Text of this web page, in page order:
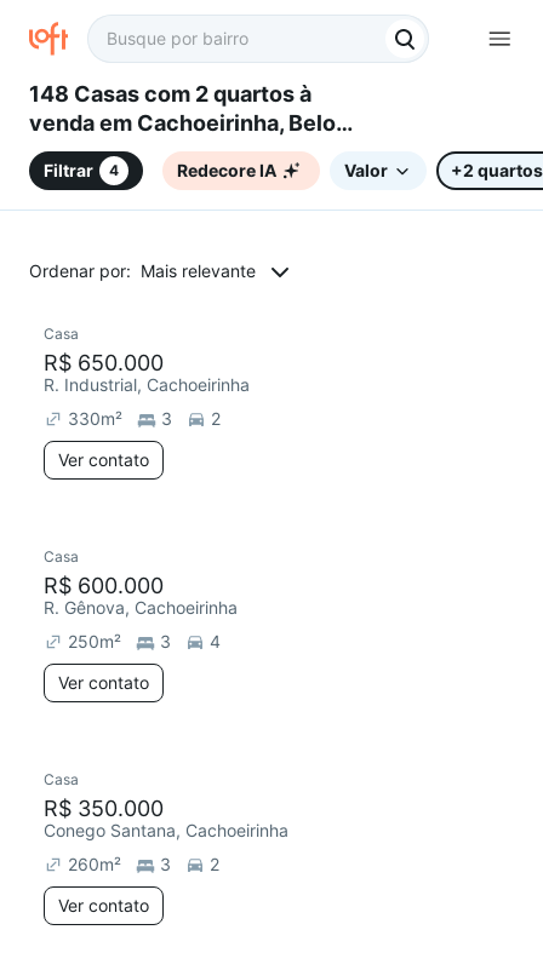
148 Casas com 2 quartos à
venda em Cachoeirinha, Belo
Horizonte, MG
Filtrar 4 Redecore IA Valor +2 quartos
Ordenar por: Mais relevante
Casa
R$ 650.000
R. Industrial, Cachoeirinha
330m² 3
2
Ver contato
Casa
R$ 600.000
R. Gênova, Cachoeirinha
250m² 3
4
Ver contato
Casa
R$ 350.000
Conego Santana, Cachoeirinha
260m² 3
2
Ver contato